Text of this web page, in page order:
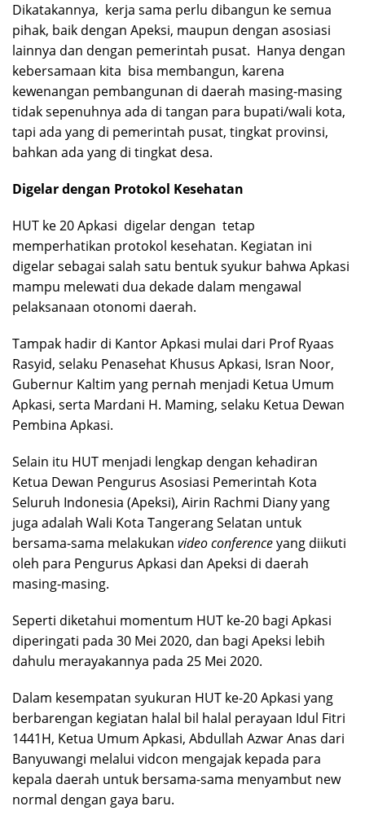
Dikatakannya, kerja sama perlu dibangun ke semua
pihak, baik dengan Apeksi, maupun dengan asosiasi
lainnya dan dengan pemerintah pusat. Hanya dengan
kebersamaan kita bisa membangun, karena
kewenangan pembangunan di daerah masing-masing
tidak sepenuhnya ada di tangan para bupati/wali kota,
tapi ada yang di pemerintah pusat, tingkat provinsi,
bahkan ada yang di tingkat desa.
Digelar dengan Protokol Kesehatan
HUT ke 20 Apkasi digelar dengan tetap
memperhatikan protokol kesehatan. Kegiatan ini
digelar sebagai salah satu bentuk syukur bahwa Apkasi
mampu melewati dua dekade dalam mengawal
pelaksanaan otonomi daerah.
Tampak hadir di Kantor Apkasi mulai dari Prof Ryaas
Rasyid, selaku Penasehat Khusus Apkasi, Isran Noor,
Gubernur Kaltim yang pernah menjadi Ketua Umum
Apkasi, serta Mardani H. Maming, selaku Ketua Dewan
Pembina Apkasi.
Selain itu HUT menjadi lengkap dengan kehadiran
Ketua Dewan Pengurus Asosiasi Pemerintah Kota
Seluruh Indonesia (Apeksi), Airin Rachmi Diany yang
juga adalah Wali Kota Tangerang Selatan untuk
bersama-sama melakukan video conferenceyang diikuti
oleh para Pengurus Apkasi dan Apeksi di daerah
masing-masing.
Seperti diketahui momentum HUT ke-20 bagi Apkasi
diperingati pada 30 Mei 2020, dan bagi Apeksi lebih
dahulu merayakannya pada 25 Mei 2020.
Dalam kesempatan syukuran HUT ke-20 Apkasi yang
berbarengan kegiatan halal bil halal perayaan Idul Fitri
1441H, Ketua Umum Apkasi, Abdullah Azwar Anas dari
Banyuwangi melalui vidcon mengajak kepada para
kepala daerah untuk bersama-sama menyambut new
normal dengan gaya baru.